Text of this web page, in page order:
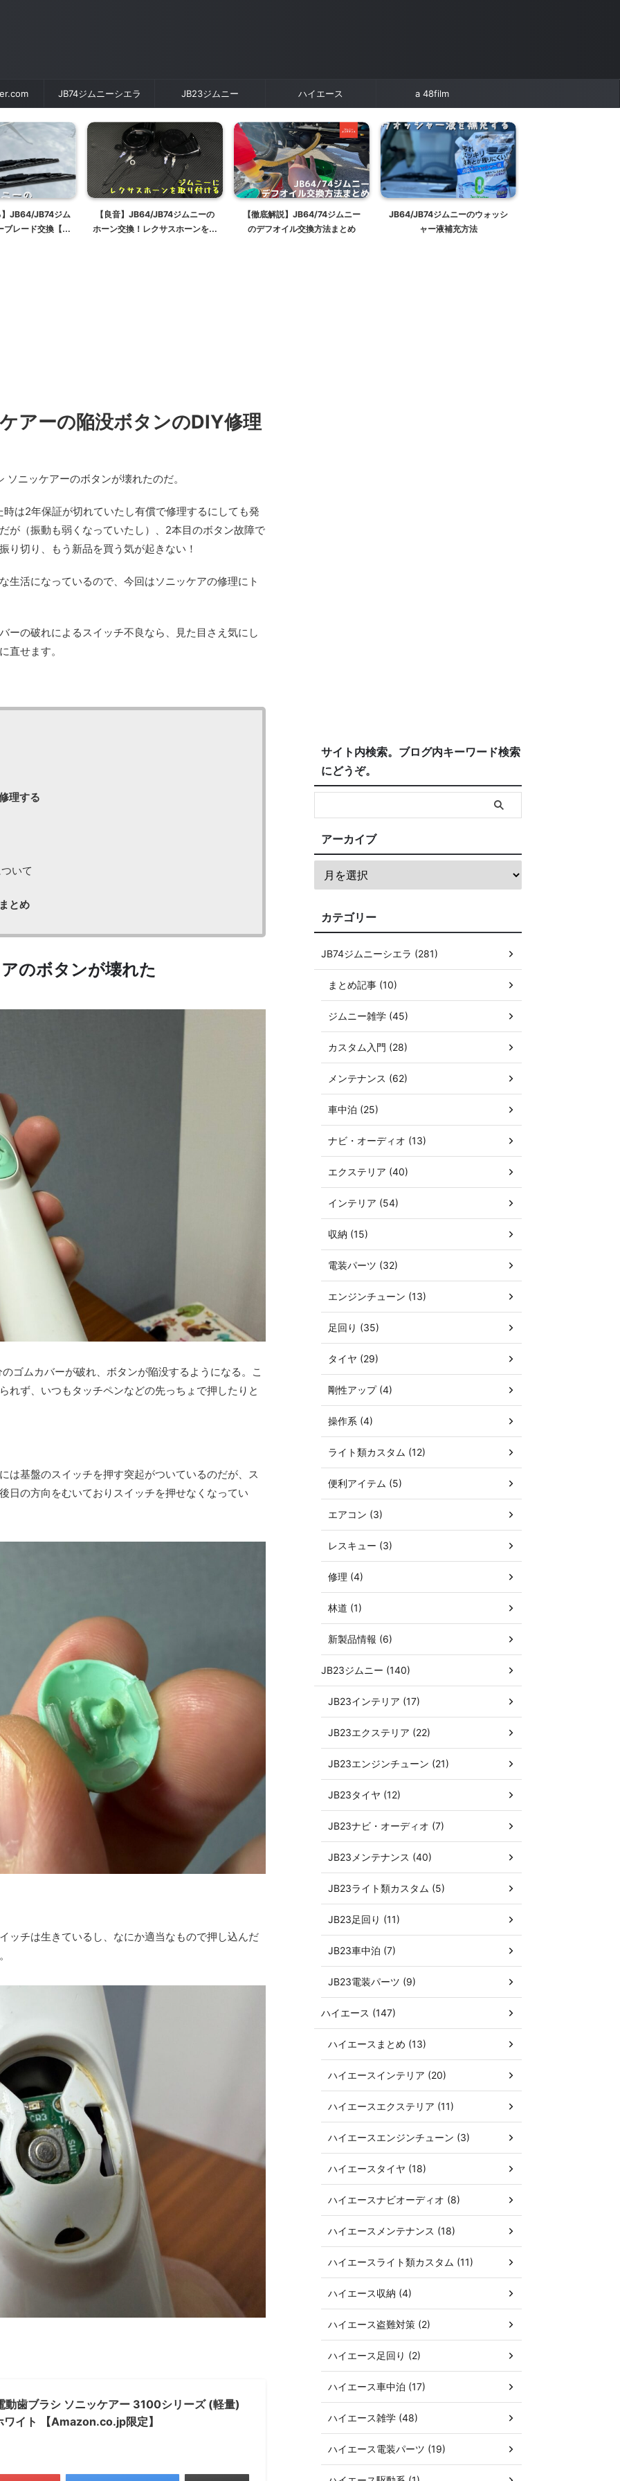
JB74ジムニーシエラ JB23ジムニー ハイエース a 48film
JB74ジムニーの
クサスホーンを取
【徹底解説】JB64/74ジムニー
のデフオイル交換方法まとめ
JB64/JB74ジムニーのウォッシ
ャー液補充方法
車でfire TV stickを見る方法。
Alexaでらくらく音声操作にハイ
アーの陥没ボタンのDIY修理
ニッケアーのボタンが壊れたのだ。
は2年保証が切れていたし有償で修理するにしても発
が（振動も弱くなっていたし）、2本目のボタン故障で
り切り、もう新品を買う気が起きない！
生活になっているので、今回はソニッケアの修理にト
ーの破れによるスイッチ不良なら、見た目さえ気にし
直せます。
理する
いて
とめ
のボタンが壊れた
ゴムカバーが破れ、ボタンが陥没するようになる。こ
れず、いつもタッチペンなどの先っちょで押したりと
は基盤のスイッチを押す突起がついているのだが、ス
日の方向をむいておりスイッチを押せなくなってい
ッチは生きているし、なにか適当なもので押し込んだ
動歯ブラシ ソニッケアー 3100シリーズ (軽量)
イト 【Amazon.co.jp限定】
サイト内検索。ブログ内キーワード検索
にどうぞ。
アーカイブ
カテゴリー
JB74ジムニーシエラ (281)
まとめ記事 (10)
ジムニー雑学 (45)
カスタム入門 (28)
メンテナンス (62)
車中泊 (25)
ナビ・オーディオ (13)
エクステリア (40)
インテリア (54)
収納 (15)
電装パーツ (32)
エンジンチューン (13)
足回り (35)
タイヤ (29)
剛性アップ (4)
操作系 (4)
ライト類カスタム (12)
便利アイテム (5)
エアコン (3)
レスキュー (3)
修理 (4)
林道 (1)
新製品情報 (6)
JB23ジムニー (140)
JB23インテリア (17)
JB23エクステリア (22)
JB23エンジンチューン (21)
JB23タイヤ (12)
JB23ナビ・オーディオ (7)
JB23メンテナンス (40)
JB23ライト類カスタム (5)
JB23足回り (11)
JB23車中泊 (7)
JB23電装パーツ (9)
ハイエース (147)
ハイエースまとめ (13)
ハイエースインテリア (20)
ハイエースエクステリア (11)
ハイエースエンジンチューン (3)
ハイエースタイヤ (18)
ハイエースナビオーディオ (8)
ハイエースメンテナンス (18)
ハイエースライト類カスタム (11)
ハイエース収納 (4)
ハイエース盗難対策 (2)
ハイエース足回り (2)
ハイエース車中泊 (17)
ハイエース雑学 (48)
ハイエース電装パーツ (19)